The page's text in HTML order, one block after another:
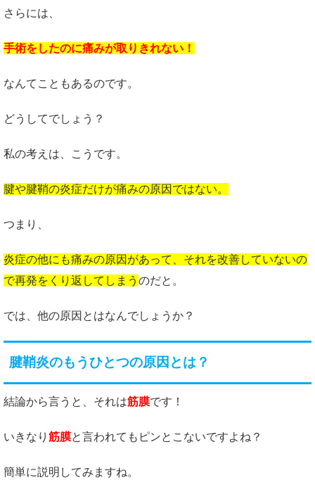
さらには、
手術をしたのに痛みが取りきれない！
なんてこともあるのです。
どうしてでしょう？
私の考えは、こうです。
腱や腱鞘の炎症だけが痛みの原因ではない。
つまり、
炎症の他にも痛みの原因があって、それを改善していないの
で再発をくり返してしまう のだと。
では、他の原因とはなんでしょうか？
腱鞘炎のもうひとつの原因とは？
結論から言うと、それは筋膜です！
いきなり 筋膜と言われてもピンとこないですよね？
簡単に説明してみますね。